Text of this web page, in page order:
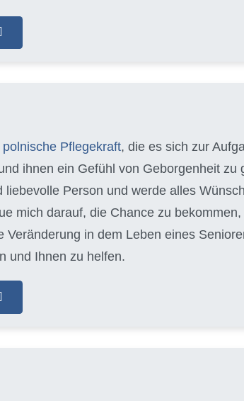
polnische Pflegekraft, die es sich zur
ihnen ein Gefühl von Geborgenheit zu
Person und werde alles
mich darauf, die Chance zu
Veränderung in dem Leben eines
und Ihnen zu helfen.